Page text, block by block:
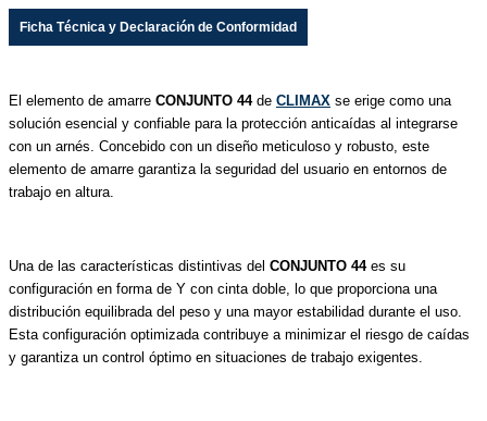
Ficha Técnica y Declaración de Conformidad
El elemento de amarre CONJUNTO 44de CLIMAX se erige como una
solución esencial y confiable para la protección anticaídas al integrarse
con un arnés. Concebido con un diseño meticuloso y robusto, este
elemento de amarre garantiza la seguridad del usuario en entornos de
trabajo en altura.
Una de las características distintivas del CONJUNTO 44es su
configuración en forma de Y con cinta doble, lo que proporciona una
distribución equilibrada del peso y una mayor estabilidad durante el uso.
Esta configuración optimizada contribuye a minimizar el riesgo de caídas
y garantiza un control óptimo en situaciones de trabajo exigentes.